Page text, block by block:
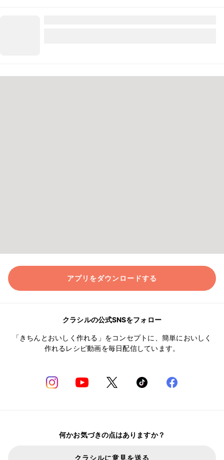
アプリをダウンロードする
クラシルの公式SNSをフォロー
「きちんとおいしく作れる」をコンセプトに、簡単においしく
作れるレシピ動画を毎日配信しています。
何かお気づきの点はありますか？
クラシルに意見を送る